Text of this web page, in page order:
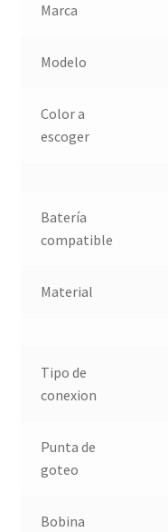
Marca
Modelo
Color a
escoger
Batería
compatible
Material
Tipo de
conexion
Punta de
goteo
Bobina